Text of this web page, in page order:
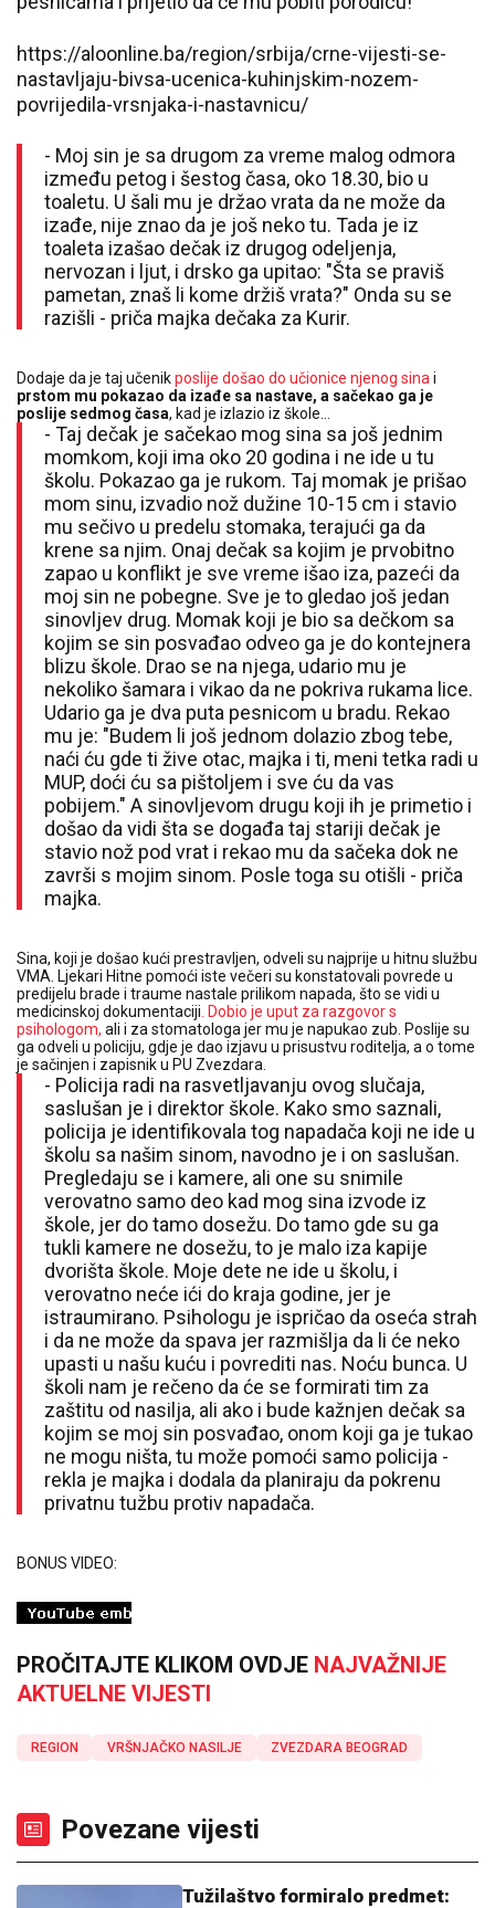
https://aloonline.ba/region/srbija/crne-vijesti-se-
nastavljaju-bivsa-ucenica-kuhinjskim-nozem-
povrijedila-vrsnjaka-i-nastavnicu/
- Moj sin je sa drugom za vreme malog odmora
između petog i šestog časa, oko 18.30, bio u
toaletu. U šali mu je držao vrata da ne može da
izađe, nije znao da je još neko tu. Tada je iz
toaleta izašao dečak iz drugog odeljenja,
nervozan i ljut, i drsko ga upitao: "Šta se praviš
pametan, znaš li kome držiš vrata?" Onda su se
razišli - priča majka dečaka za Kurir.
Dodaje da je taj učenikposlije došao do učionice njenog sina i
prstom mu pokazao da izađe sa nastave, a sačekao ga je
poslije sedmog časa, kad je izlazio iz škole...
- Taj dečak je sačekao mog sina sa još jednim
momkom, koji ima oko 20 godina i ne ide u tu
školu. Pokazao ga je rukom. Taj momak je prišao
mom sinu, izvadio nož dužine 10-15 cm i stavio
mu sečivo u predelu stomaka, terajući ga da
krene sa njim. Onaj dečak sa kojim je prvobitno
zapao u konflikt je sve vreme išao iza, pazeći da
moj sin ne pobegne. Sve je to gledao još jedan
sinovljev drug. Momak koji je bio sa dečkom sa
kojim se sin posvađao odveo ga je do kontejnera
blizu škole. Drao se na njega, udario mu je
nekoliko šamara i vikao da ne pokriva rukama lice.
Udario ga je dva puta pesnicom u bradu. Rekao
mu je: "Budem li još jednom dolazio zbog tebe,
naći ću gde ti žive otac, majka i ti, meni tetka radi u
MUP, doći ću sa pištoljem i sve ću da vas
pobijem." A sinovljevom drugu koji ih je primetio i
došao da vidi šta se događa taj stariji dečak je
stavio nož pod vrat i rekao mu da sačeka dok ne
završi s mojim sinom. Posle toga su otišli - priča
majka.
Sina, koji je došao kući prestravljen, odveli su najprije u hitnu službu
VMA. Ljekari Hitne pomoći iste večeri su konstatovali povrede u
predijelu brade i traume nastale prilikom napada, što se vidi u
medicinskoj dokumentaciji . Dobio je uput za razgovor s
psihologom, ali i za stomatologa jer mu je napukao zub. Poslije su
ga odveli u policiju, gdje je dao izjavu u prisustvu roditelja, a o tome
je sačinjen i zapisnik u PU Zvezdara.
- Policija radi na rasvetljavanju ovog slučaja,
saslušan je i direktor škole. Kako smo saznali,
policija je identifikovala tog napadača koji ne ide u
školu sa našim sinom, navodno je i on saslušan.
Pregledaju se i kamere, ali one su snimile
verovatno samo deo kad mog sina izvode iz
škole, jer do tamo dosežu. Do tamo gde su ga
tukli kamere ne dosežu, to je malo iza kapije
dvorišta škole. Moje dete ne ide u školu, i
verovatno neće ići do kraja godine, jer je
istraumirano. Psihologu je ispričao da oseća strah
i da ne može da spava jer razmišlja da li će neko
upasti u našu kuću i povrediti nas. Noću bunca. U
školi nam je rečeno da će se formirati tim za
zaštitu od nasilja, ali ako i bude kažnjen dečak sa
kojim se moj sin posvađao, onom koji ga je tukao
ne mogu ništa, tu može pomoći samo policija -
rekla je majka i dodala da planiraju da pokrenu
privatnu tužbu protiv napadača.
BONUS VIDEO:
PROČITAJTE KLIKOM OVDJE NAJVAŽNIJE
AKTUELNE VIJESTI
REGION VRŠNJAČKO NASILJE ZVEZDARA BEOGRAD
Povezane vijesti
Tužilaštvo formiralo predmet: